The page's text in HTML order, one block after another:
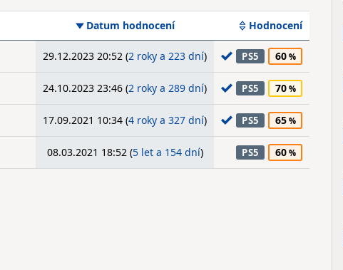
Datum hodnocení Hodnocení
29.12.2023 20:52 (2 roky a 223 dní) PS5 60
24.10.2023 23:46 (2 roky a 289 dní) PS5 70
17.09.2021 10:34 (4 roky a 327 dní) PS5 65
08.03.2021 18:52 (5 let a 154 dní) PS5 60